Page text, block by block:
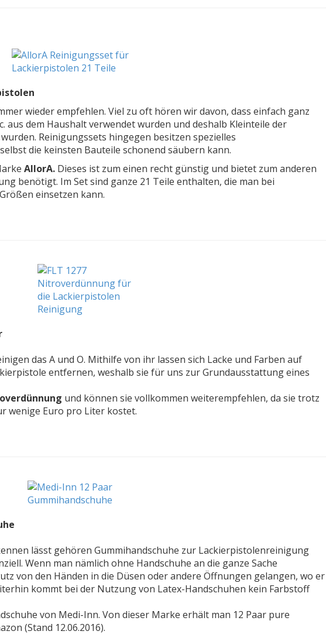
wieder empfehlen. Viel zu oft hören wir davon, dass einfach ganz
aus dem Haushalt verwendet wurden und deshalb Kleinteile der
Reinigungssets hingegen besitzen spezielles
die keinsten Bauteile schonend säubern kann.
AllorA. Dieses ist zum einen recht günstig und bietet zum anderen
benötigt. Im Set sind ganze 21 Teile enthalten, die man bei
einsetzen kann.
das A und O. Mithilfe von ihr lassen sich Lacke und Farben auf
entfernen, weshalb sie für uns zur Grundausstattung eines
und können sie vollkommen weiterempfehlen, da sie trotz
wenige Euro pro Liter kostet.
lässt gehören Gummihandschuhe zur Lackierpistolenreinigung
Wenn man nämlich ohne Handschuhe an die ganze Sache
von den Händen in die Düsen oder andere Öffnungen gelangen, wo er
kommt bei der Nutzung von Latex-Handschuhen kein Farbstoff
von Medi-Inn. Von dieser Marke erhält man 12 Paar pure
(Stand 12.06.2016).